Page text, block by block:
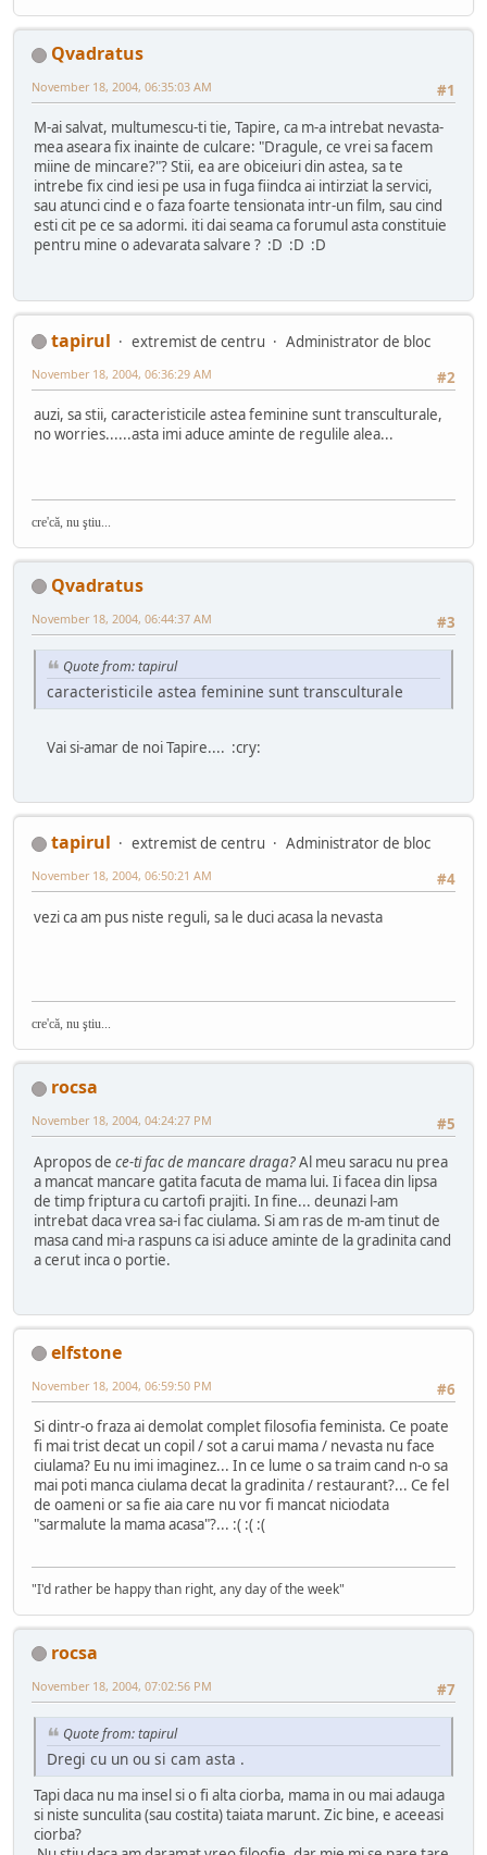
Qvadratus
#1
November 18, 2004, 06:35:03 AM
M-ai salvat, multumescu-ti tie, Tapire, ca m-a intrebat nevasta-
mea aseara fix inainte de culcare: "Dragule, ce vrei sa facem
miine de mincare?"? Stii, ea are obiceiuri din astea, sa te
intrebe fix cind iesi pe usa in fuga fiindca ai intirziat la servici,
sau atunci cind e o faza foarte tensionata intr-un film, sau cind
esti cit pe ce sa adormi. iti dai seama ca forumul asta constituie
pentru mine o adevarata salvare ? :D :D :D
tapirul extremist de centru
Administrator de bloc
#2
November 18, 2004, 06:36:29 AM
auzi, sa stii, caracteristicile astea feminine sunt transculturale,
no worries......asta imi aduce aminte de regulile alea...
cre'că, nu ştiu...
Qvadratus
#3
November 18, 2004, 06:44:37 AM
Quote from: tapirul
caracteristicile astea feminine sunt transculturale
Vai si-amar de noi Tapire.... :cry:
tapirul extremist de centru
Administrator de bloc
#4
November 18, 2004, 06:50:21 AM
vezi ca am pus niste reguli, sa le duci acasa la nevasta
cre'că, nu ştiu...
rocsa
#5
November 18, 2004, 04:24:27 PM
Apropos de ce-ti fac de mancare draga?Al meu saracu nu prea
a mancat mancare gatita facuta de mama lui. Ii facea din lipsa
de timp friptura cu cartofi prajiti. In fine... deunazi l-am
intrebat daca vrea sa-i fac ciulama. Si am ras de m-am tinut de
masa cand mi-a raspuns ca isi aduce aminte de la gradinita cand
a cerut inca o portie.
elfstone
#6
November 18, 2004, 06:59:50 PM
Si dintr-o fraza ai demolat complet filosofia feminista. Ce poate
fi mai trist decat un copil / sot a carui mama / nevasta nu face
ciulama? Eu nu imi imaginez... In ce lume o sa traim cand n-o sa
mai poti manca ciulama decat la gradinita / restaurant?... Ce fel
de oameni or sa fie aia care nu vor fi mancat niciodata
"sarmalute la mama acasa"?... :( :( :(
"I'd rather be happy than right, any day of the week"
rocsa
#7
November 18, 2004, 07:02:56 PM
Quote from: tapirul
Dregi cu un ou si cam asta .
Tapi daca nu ma insel si o fi alta ciorba, mama in ou mai adauga
si niste sunculita (sau costita) taiata marunt. Zic bine, e aceeasi
ciorba?